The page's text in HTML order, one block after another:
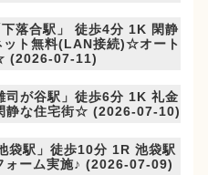
下落合駅」 徒歩4分 1K 閑静
ット無料(LAN接続)☆オート
(2026-07-11)
司が谷駅」徒歩6分 1K 礼金
静な住宅街☆ (2026-07-10)
袋駅」徒歩10分 1R 池袋駅
ーム実施♪ (2026-07-09)